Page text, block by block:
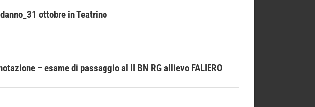
ottobre in Teatrino
– esame di passaggio al II BN RG allievo FALIERO